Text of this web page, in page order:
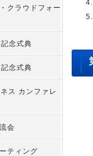
クラウドフォー
念式典
念式典
ス カンファレ
会
ティング